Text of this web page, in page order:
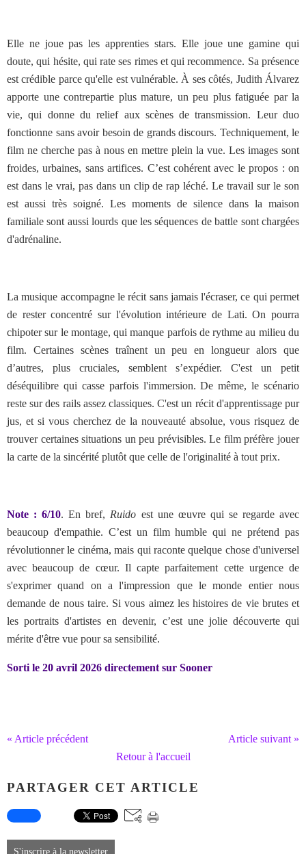
Elle ne joue pas les apprenties stars. Elle joue une gamine qui
doute, qui hésite, qui rate ses rimes et qui recommence. Sa présence
est crédible parce qu'elle est vulnérable. À ses côtés, Judith Álvarez
apporte une contrepartie plus mature, un peu plus fatiguée par la
vie, qui donne du relief aux scènes de transmission. Leur duo
fonctionne sans avoir besoin de grands discours. Techniquement, le
film ne cherche pas à nous en mettre plein la vue. Les images sont
froides, urbaines, sans artifices. C’est cohérent avec le propos : on
est dans le vrai, pas dans un clip de rap léché. Le travail sur le son
est aussi très soigné. Les moments de silence dans la maison
familiale sont aussi lourds que les séquences de battle sont chargées
d'adrénaline.
La musique accompagne le récit sans jamais l'écraser, ce qui permet
de rester concentré sur l'évolution intérieure de Lati. On pourra
chipoter sur le montage, qui manque parfois de rythme au milieu du
film. Certaines scènes traînent un peu en longueur alors que
d’autres, plus cruciales, semblent s’expédier. C'est un petit
déséquilibre qui casse parfois l'immersion. De même, le scénario
reste sur des rails assez classiques. C'est un récit d'apprentissage pur
jus, et si vous cherchez de la nouveauté absolue, vous risquez de
trouver certaines situations un peu prévisibles. Le film préfère jouer
la carte de la sincérité plutôt que celle de l'originalité à tout prix.
Note : 6/10.En bref, Ruido est une œuvre qui se regarde avec
beaucoup d'empathie. C’est un film humble qui ne prétend pas
révolutionner le cinéma, mais qui raconte quelque chose d'universel
avec beaucoup de cœur. Il capte parfaitement cette urgence de
s'exprimer quand on a l'impression que le monde entier nous
demande de nous taire. Si vous aimez les histoires de vie brutes et
les portraits d'artistes en devenir, c’est une jolie découverte qui
mérite d'être vue pour sa sensibilité.
Sorti le 20 avril 2026 directement sur Sooner
« Article précédent
Article suivant »
Retour à l'accueil
PARTAGER CET ARTICLE
S'inscrire à la newsletter